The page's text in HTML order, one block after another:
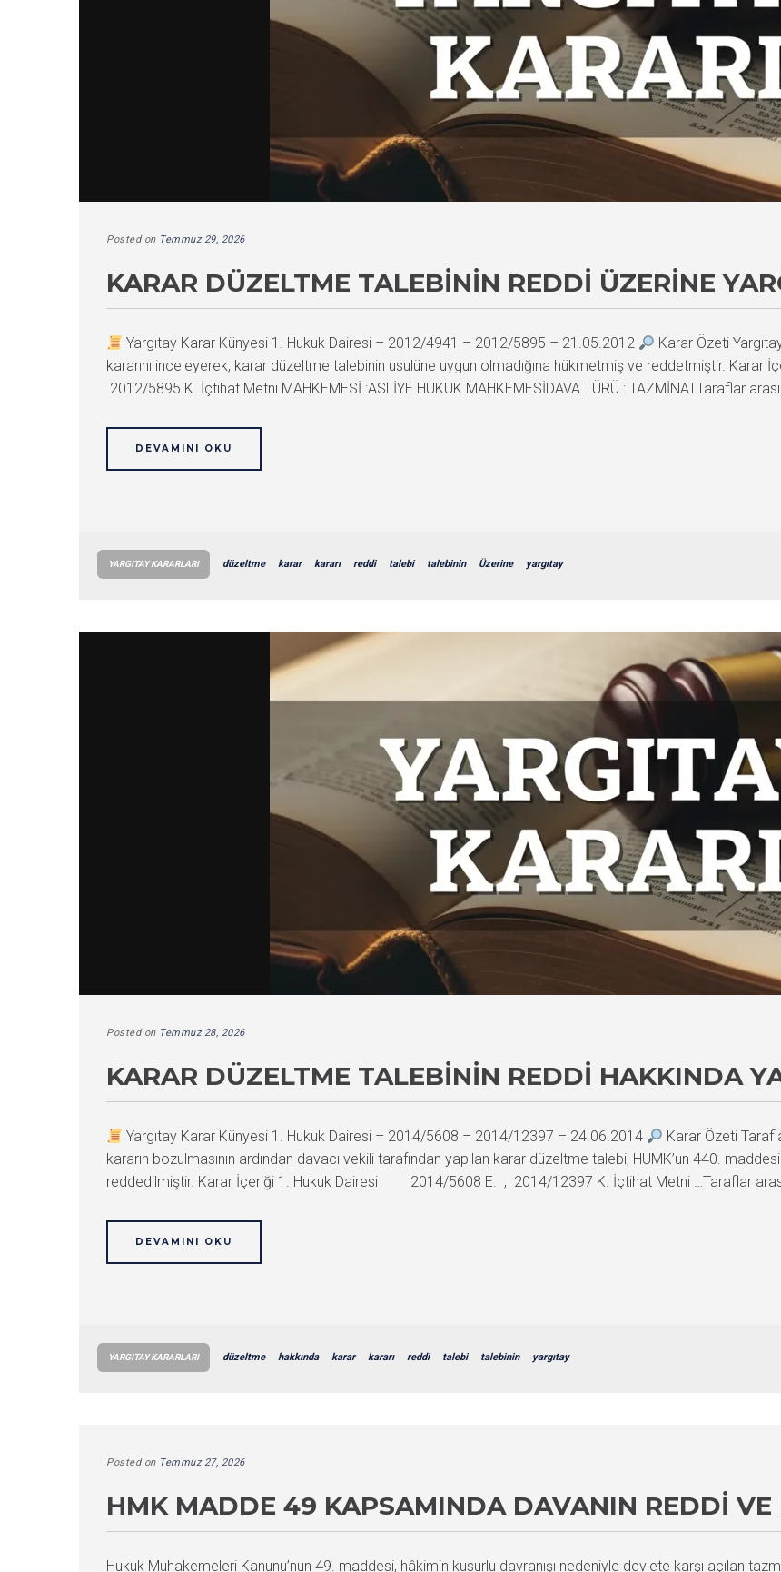
Posted on Temmuz 29, 2026
KARAR DÜZELTME TALEBININ REDDI ÜZERINE
Yargıtay Karar Künyesi 1. Hukuk Dairesi – 2012/4941 – 2012/5895 – 21.05.2012
Karar Özeti
kararını inceleyerek, karar düzeltme talebinin usulüne uygun olmadığına hükmetmiş ve reddetmiştir.
2012/5895 K. İçtihat Metni MAHKEMESİ :ASLİYE HUKUK MAHKEMESİDAVA TÜRÜ : TAZMİNATTaraflar
DEVAMINI OKU
YARGITAY KARARLARI düzeltme karar kararı reddi talebi talebinin Üzerine yargıtay
Posted on Temmuz 28, 2026
KARAR DÜZELTME TALEBININ REDDİ HAKKINDA
Yargıtay Karar Künyesi 1. Hukuk Dairesi – 2014/5608 – 2014/12397 – 24.06.2014
Karar Özeti
kararın bozulmasının ardından davacı vekili tarafından yapılan karar düzeltme talebi, HUMK’un 440.
reddedilmiştir. Karar İçeriği 1. Hukuk Dairesi 2014/5608 E. , 2014/12397 K. İçtihat Metni …Taraflar
DEVAMINI OKU
YARGITAY KARARLARI düzeltme hakkında karar kararı reddi talebi talebinin yargıtay
Posted on Temmuz 27, 2026
HMK MADDE 49 KAPSAMINDA DAVANIN REDDI VE
Hukuk Muhakemeleri Kanunu’nun 49. maddesi, hâkimin kusurlu davranışı nedeniyle devlete karşı açılan